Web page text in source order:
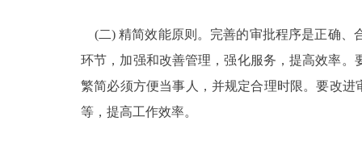
(二) 精简效能原则。完善的审批程序是正确、
环节，加强和改善管理，强化服务，提高效率
繁简必须方便当事人，并规定合理时限。要改
等，提高工作效率。